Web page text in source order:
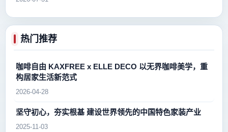
热门推荐
咖啡自由 KAXFREE x ELLE DECO 以无界咖啡美学，重
构居家生活新范式
2026-04-28
坚守初心，夯实根基 建设世界领先的中国特色家装产业
2025-11-03